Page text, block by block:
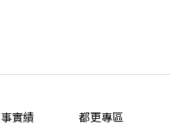
實績
都更專區